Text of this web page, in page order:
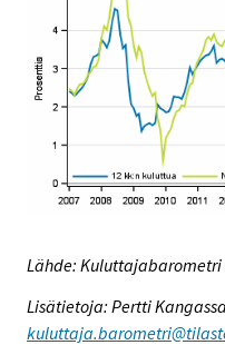
Lähde: Kuluttajabarometri
Lisätietoja: Pertti